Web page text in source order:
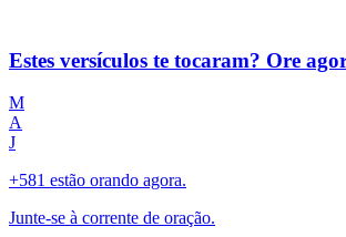
Estes versículos te tocaram? Ore
M
A
J
+581 estão orando agora.
Junte-se à corrente de oração.